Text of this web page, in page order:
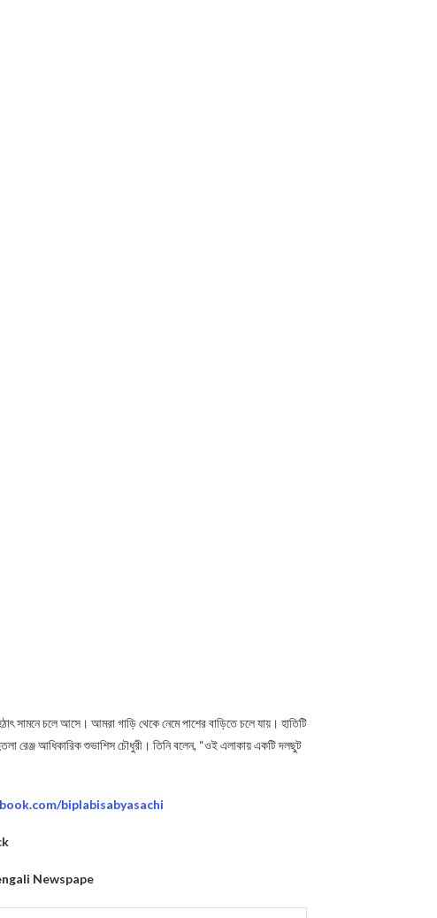
তৃণমূল পঞ্চায়েত সদস্যের বিরুদ্ধে
ডি আই কে ডেপুটেশন
TODAY NEWS